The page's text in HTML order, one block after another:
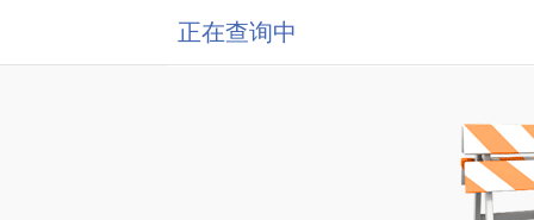
正在查询中